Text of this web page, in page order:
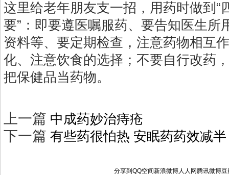
这里给老年朋友支一招，用药时做到“
要”：即要遵医嘱服药、要告知医生所
资料等、要定期检查，注意药物相互
化、注意饮食的选择；不要自行改药
把保健品当药物。
上一篇 中成药妙治痔疮
下一篇 有些药很怕热 安眠药药效减半
分享到 QQ空间新浪微博人人网 腾讯微博豆